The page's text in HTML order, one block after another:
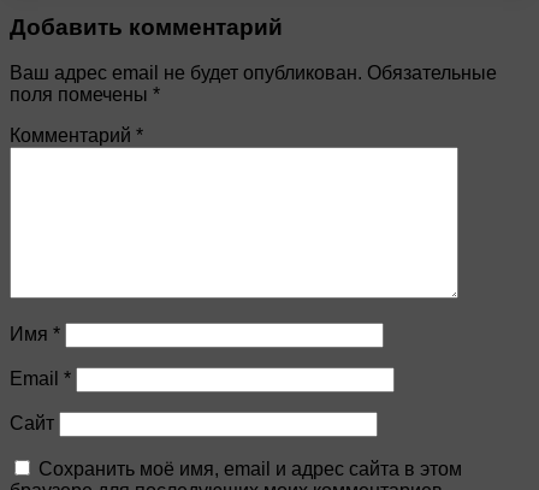
Добавить комментарий
Ваш адрес email не будет опубликован. Обязательные
поля помечены *
Комментарий *
Имя *
Email *
Сайт
Сохранить моё имя, email и адрес сайта в этом